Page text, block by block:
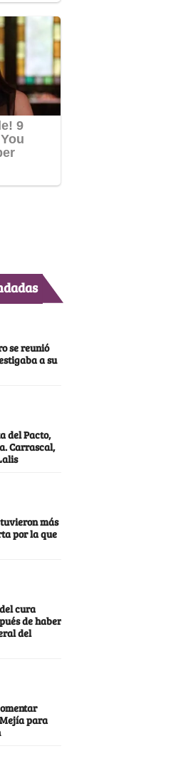
se reunió
a su
del Pacto,
Carrascal,
más
por la que
cura
de haber
del
para